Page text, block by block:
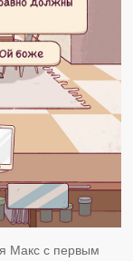
Макс с первым